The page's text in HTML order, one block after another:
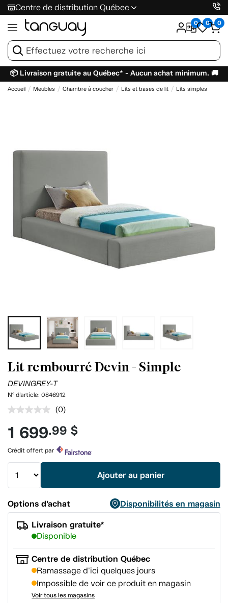
Centre de distribution Québec
0 0 0
📦 Livraison gratuite au Québec* - Aucun achat minimum. 🚚
Accueil Meubles Chambre à coucher Lits et bases de lit Lits simples
Lit rembourré Devin - Simple
DEVINGREY-T
N° d'article: 0846912
Aucune
pour
ce
produit.
Lien
vers
page.
(0)
1 699.99 $
Crédit offert par
Ajouter au panier
Options d’achat
Disponibilités en magasin
Livraison gratuite*
Disponible
Centre de distribution Québec
Ramassage d'ici quelques jours
Impossible de voir ce produit en magasin
Voir tous les magasins